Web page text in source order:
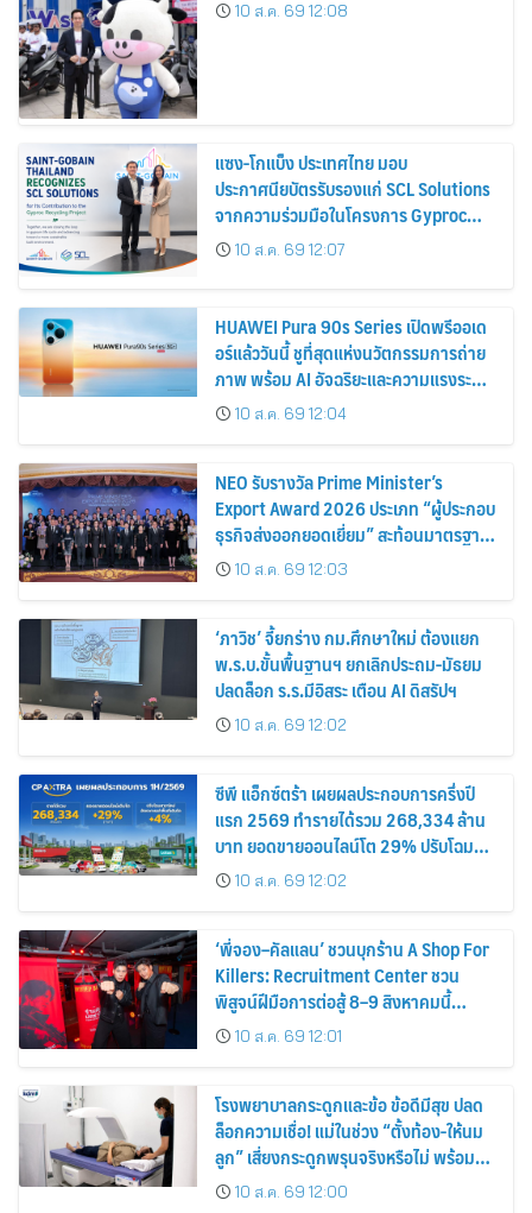
10 ส.ค. 69 12:08
แซง-โกแบ็ง ประเทศไทย มอบ
ประกาศนียบัตรรับรองแก่ SCL Solutions
จากความร่วมมือในโครงการ Gyproc
Recycling
10 ส.ค. 69 12:07
HUAWEI Pura 90s Series เปิดพรีออเด
อร์แล้ววันนี้ ชูที่สุดแห่งนวัตกรรมการถ่าย
ภาพ พร้อม AI อัจฉริยะและความแรงระดับ
5G Advanced
10 ส.ค. 69 12:04
NEO รับรางวัล Prime Minister’s
Export Award 2026 ประเภท “ผู้ประกอบ
ธุรกิจส่งออกยอดเยี่ยม” สะท้อนมาตรฐาน
การดำเนินธุรกิจ พร้อมยกระดับศักยภาพ
สินค้าไทยสู่ตลาดโลก
10 ส.ค. 69 12:03
‘ภาวิช’ จี้ยกร่าง กม.ศึกษาใหม่ ต้องแยก
พ.ร.บ.ขั้นพื้นฐานฯ ยกเลิกประถม-มัธยม
ปลดล็อก ร.ร.มีอิสระ เตือน AI ดิสรัปฯ
10 ส.ค. 69 12:02
ซีพี แอ็กซ์ตร้า เผยผลประกอบการครึ่งปี
แรก 2569 ทำรายได้รวม 268,334 ล้าน
บาท ยอดขายออนไลน์โต 29% ปรับโฉม
สาขาใหม่ดันอัตราเช่าพื้นที่โต 4%
10 ส.ค. 69 12:02
‘พี่จอง–คัลแลน’ ชวนบุกร้าน A Shop For
Killers: Recruitment Center ชวน
พิสูจน์ฝีมือการต่อสู้ 8–9 สิงหาคมนี้
เท่านั้น เข้าชมได้ไม่มีค่าใช้จ่าย!
10 ส.ค. 69 12:01
โรงพยาบาลกระดูกและข้อ ข้อดีมีสุข ปลด
ล็อกความเชื่อ! แม่ในช่วง “ตั้งท้อง-ให้นม
ลูก” เสี่ยงกระดูกพรุนจริงหรือไม่ พร้อม
ชวนคุณแม่วัยเก๋าตรวจมวลกระดูกเชิง
10 ส.ค. 69 12:00